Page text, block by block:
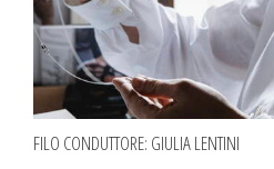
FILO CONDUTTORE: GIULIA LENTINI